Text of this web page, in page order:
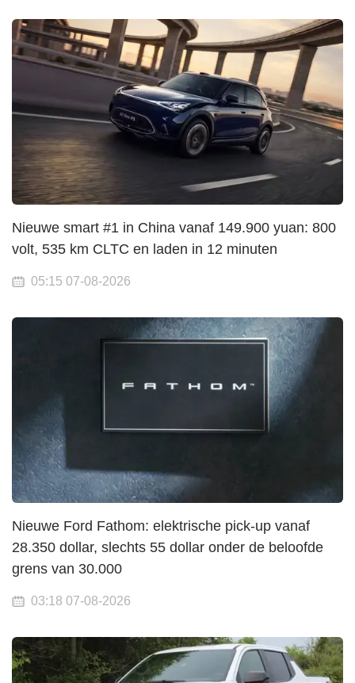
Nieuwe smart #1 in China vanaf 149.900 yuan: 800
volt, 535 km CLTC en laden in 12 minuten
05:15 07-08-2026
Nieuwe Ford Fathom: elektrische pick-up vanaf
28.350 dollar, slechts 55 dollar onder de beloofde
grens van 30.000
03:18 07-08-2026